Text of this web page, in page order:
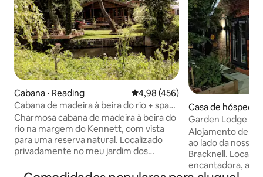
Cabana ⋅ Reading 4,98 de uma avaliação média de
4,98 (456)
Cabana de madeira à beira do rio + spa
de luxo com banheira de
hidromassagem + banheira de cobre
Charmosa cabana de madeira à beira do
rio na margem do Kennett, com vista
para uma reserva natural. Localizado
privadamente no meu jardim dos
aberto com 2 sofás-cama de casal, para
Casa de
ell Forest
Garden Lodge –
privativa em
Alojamento de
ao lado da nossa
Bracknell.
encantadora, a